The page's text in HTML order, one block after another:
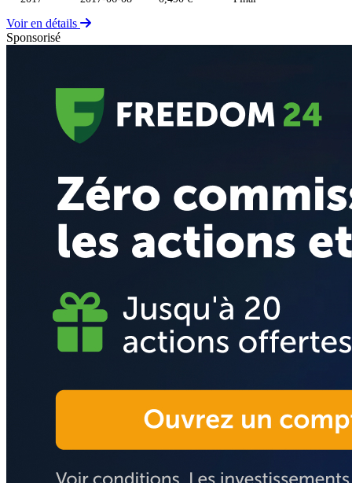
Voir en détails
Sponsorisé